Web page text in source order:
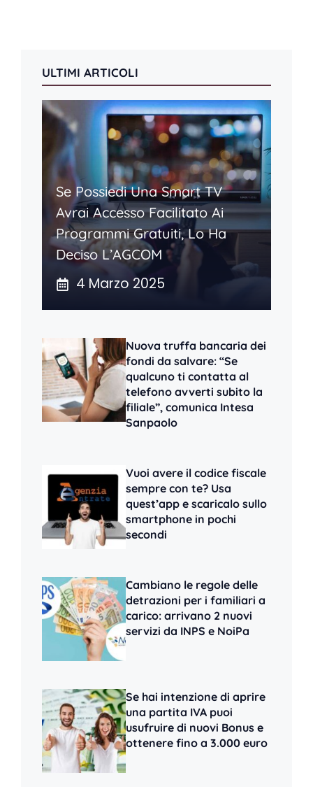
ULTIMI ARTICOLI
Se Possiedi Una Smart TV
Avrai Accesso Facilitato Ai
Programmi Gratuiti, Lo Ha
Deciso L’AGCOM
4 Marzo 2025
Nuova truffa bancaria dei
fondi da salvare: “Se
qualcuno ti contatta al
telefono avverti subito la
filiale”, comunica Intesa
Sanpaolo
Vuoi avere il codice fiscale
sempre con te? Usa
quest’app e scaricalo sullo
smartphone in pochi
secondi
Cambiano le regole delle
detrazioni per i familiari a
carico: arrivano 2 nuovi
servizi da INPS e NoiPa
Se hai intenzione di aprire
una partita IVA puoi
usufruire di nuovi Bonus e
ottenere fino a 3.000 euro